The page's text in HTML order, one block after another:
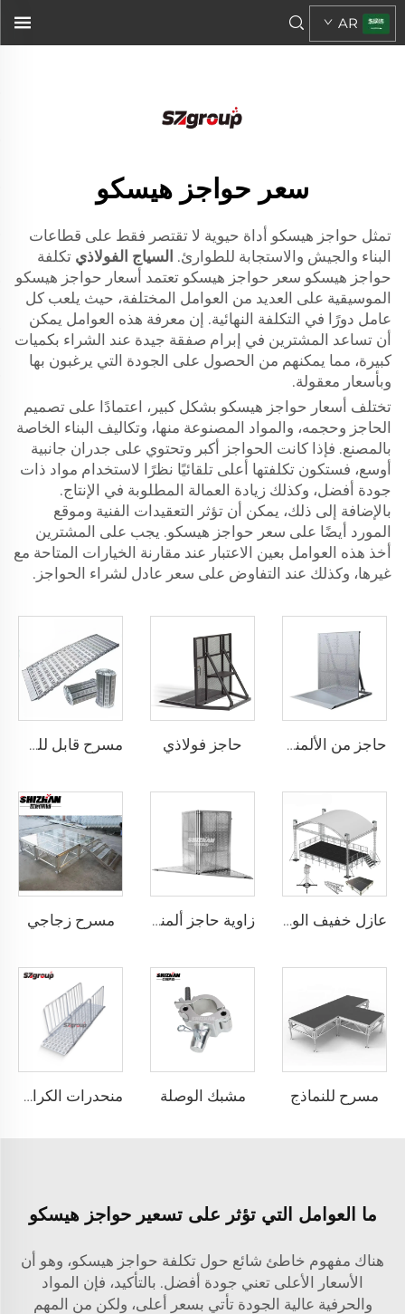
سياج فولاذي
تكلفة حواجز هيسكو حواجز هيسكو سعر...">
AR
سعر حواجز هيسكو
تمثل حواجز هيسكو أداة حيوية لا تقتصر فقط على قطاعات
البناء والجيش والاستجابة للطوارئ. السياج الفولاذي تكلفة
حواجز هيسكو سعر حواجز هيسكو تعتمد أسعار حواجز هيسكو
الموسيقية على العديد من العوامل المختلفة، حيث يلعب كل
عامل دورًا في التكلفة النهائية. إن معرفة هذه العوامل يمكن
أن تساعد المشترين في إبرام صفقة جيدة عند الشراء بكميات
كبيرة، مما يمكنهم من الحصول على الجودة التي يرغبون بها
وبأسعار معقولة.
تختلف أسعار حواجز هيسكو بشكل كبير، اعتمادًا على تصميم
الحاجز وحجمه، والمواد المصنوعة منها، وتكاليف البناء الخاصة
بالمصنع. فإذا كانت الحواجز أكبر وتحتوي على جدران جانبية
أوسع، فستكون تكلفتها أعلى تلقائيًا نظرًا لاستخدام مواد ذات
جودة أفضل، وكذلك زيادة العمالة المطلوبة في الإنتاج.
بالإضافة إلى ذلك، يمكن أن تؤثر التعقيدات الفنية وموقع
المورد أيضًا على سعر حواجز هيسكو. يجب على المشترين
أخذ هذه العوامل بعين الاعتبار عند مقارنة الخيارات المتاحة مع
غيرها، وكذلك عند التفاوض على سعر عادل لشراء الحواجز.
حاجز من الألمنيوم حاجز فولاذي مسرح قابل للطي، مسرح نشاط متنقل من سبيكة الألومنيوم مع سلم ومنحدر
عازل خفيف الوزن ومقاوم للتآكل من الألومنيوم لعرض الفعاليات، عرض إضاءة الزفاف بالألومنيوم، منتج مطلوب بشدة زاوية حاجز ألمنيومي مسرح زجاجي
مسرح للنماذج مشبك الوصلة منحدرات الكراسي المتحركة ودراجات السكوتر
ما العوامل التي تؤثر على تسعير حواجز هيسكو
هناك مفهوم خاطئ شائع حول تكلفة حواجز هيسكو، وهو أن
الأسعار الأعلى تعني جودة أفضل. بالتأكيد، فإن المواد
والحرفية عالية الجودة تأتي بسعر أعلى، ولكن من المهم